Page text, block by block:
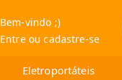
Bem-vindo ;)
Entre ou cadastre-se
Eletroportáteis